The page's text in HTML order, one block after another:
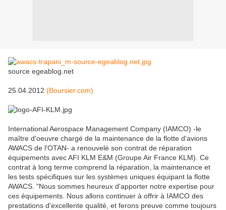
source egeablog.net
25.04.2012 (Boursier.com)
International Aerospace Management Company (IAMCO) -le
maître d'oeuvre chargé de la maintenance de la flotte d'avions
AWACS de l'OTAN- a renouvelé son contrat de réparation
équipements avec AFI KLM E&M (Groupe Air France KLM). Ce
contrat à long terme comprend la réparation, la maintenance et
les tests spécifiques sur les systèmes uniques équipant la flotte
AWACS. "Nous sommes heureux d'apporter notre expertise pour
ces équipements. Nous allons continuer à offrir à IAMCO des
prestations d'excellente qualité, et ferons preuve comme toujours